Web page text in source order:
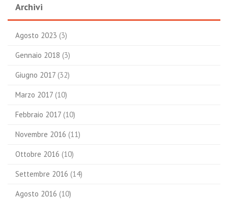
Archivi
Agosto 2023 (3)
Gennaio 2018 (3)
Giugno 2017 (32)
Marzo 2017 (10)
Febbraio 2017 (10)
Novembre 2016 (11)
Ottobre 2016 (10)
Settembre 2016 (14)
Agosto 2016 (10)